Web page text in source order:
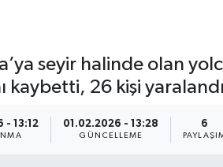
seyir halinde olan
kaybetti, 26 kişi
- 13:12 01.02.2026 - 13:28
GÜNCELLEME
6